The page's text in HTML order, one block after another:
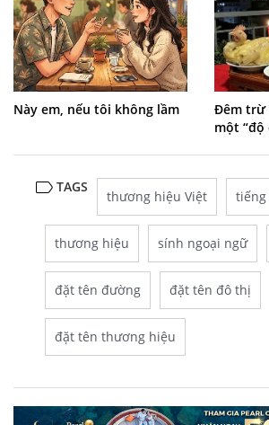
Này em, nếu tôi không lầm
Đêm trừ
một “độ
TAGS
thương hiệu Việt tiếng
thương hiệu sính ngoại ngữ
đặt tên đường đặt tên đô thị
đặt tên thương hiệu